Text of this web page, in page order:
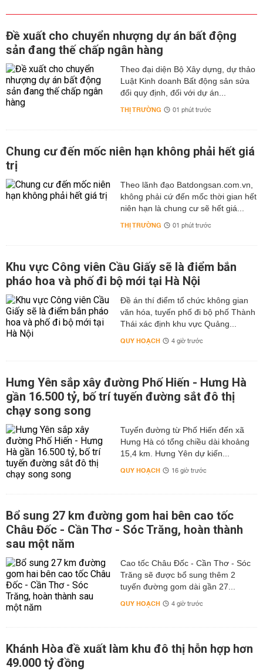
Đề xuất cho chuyển nhượng dự án bất động
sản đang thế chấp ngân hàng
Theo đại diện Bộ Xây dựng, dự thảo
Luật Kinh doanh Bất động sản sửa
đổi quy định, đối với dự án...
THỊ TRƯỜNG 01 phút trước
Chung cư đến mốc niên hạn không phải hết giá
trị
Theo lãnh đạo Batdongsan.com.vn,
không phải cứ đến mốc thời gian hết
niên hạn là chung cư sẽ hết giá...
THỊ TRƯỜNG 01 phút trước
Khu vực Công viên Cầu Giấy sẽ là điểm bắn
pháo hoa và phố đi bộ mới tại Hà Nội
Đề án thí điểm tổ chức không gian
văn hóa, tuyến phố đi bộ phố Thành
Thái xác định khu vực Quảng...
QUY HOẠCH 4 giờ trước
Hưng Yên sắp xây đường Phố Hiến - Hưng Hà
gần 16.500 tỷ, bố trí tuyến đường sắt đô thị
chạy song song
Tuyến đường từ Phố Hiến đến xã
Hưng Hà có tổng chiều dài khoảng
15,4 km. Hưng Yên dự kiến...
QUY HOẠCH 16 giờ trước
Bổ sung 27 km đường gom hai bên cao tốc
Châu Đốc - Cần Thơ - Sóc Trăng, hoàn thành
sau một năm
Cao tốc Châu Đốc - Cần Thơ - Sóc
Trăng sẽ được bổ sung thêm 2
tuyến đường gom dài gần 27...
QUY HOẠCH 4 giờ trước
Khánh Hòa đề xuất làm khu đô thị hỗn hợp hơn
49.000 tỷ đồng